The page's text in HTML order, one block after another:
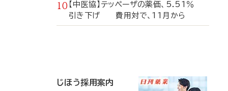
【中医協】テッペーザの薬価、5.51％
引き下げ 費用対で、11月から
じほう採用案内